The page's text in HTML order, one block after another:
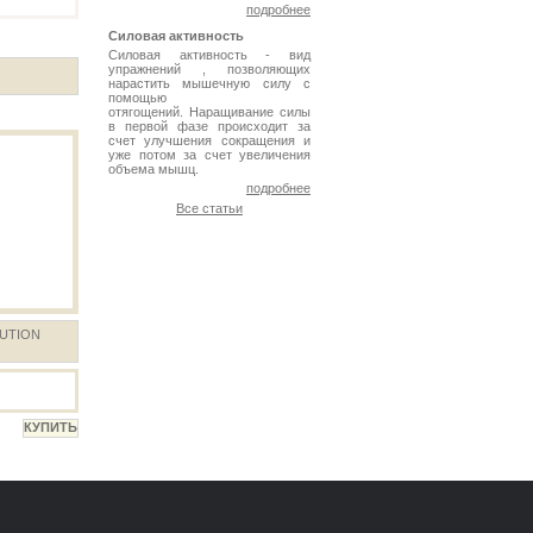
подробнее
Силовая активность
Силовая активность - вид
упражнений , позволяющих
нарастить мышечную силу с
помощью
отягощений. Наращивание силы
в первой фазе происходит за
счет улучшения сокращения и
уже потом за счет увеличения
объема мышц.
подробнее
Все статьи